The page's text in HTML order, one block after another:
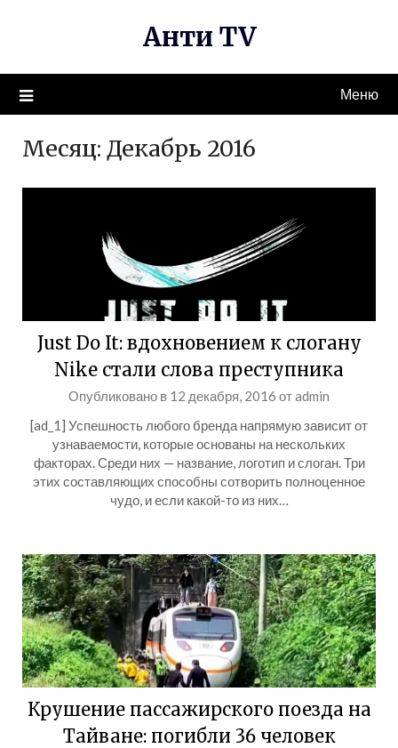
Анти TV
Меню
Месяц: Декабрь 2016
Just Do It: вдохновением к слогану
Nike стали слова преступника
Опубликовано в 12 декабря, 2016 отadmin
[ad_1] Успешность любого бренда напрямую зависит от
узнаваемости, которые основаны на нескольких
факторах. Среди них — название, логотип и слоган. Три
этих составляющих способны сотворить полноценное
чудо, и если какой-то из них…
Крушение пассажирского поезда на
Тайване: погибли 36 человек